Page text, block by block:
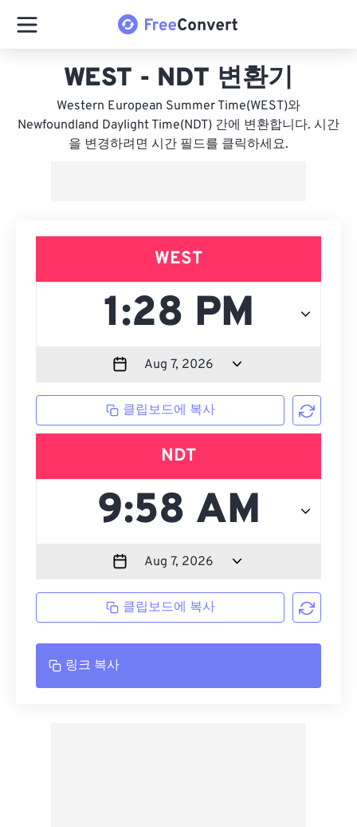
WEST - NDT 변환기
Western European Summer Time(WEST)와
Newfoundland Daylight Time(NDT) 간에 변환합니다. 시간
을 변경하려면 시간 필드를 클릭하세요.
WEST
클립보드에 복사
NDT
클립보드에 복사
링크 복사